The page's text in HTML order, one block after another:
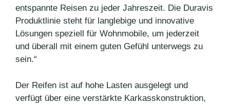
entspannte Reisen zu jeder Jahreszeit. Die Duravis
Produktlinie steht für langlebige und innovative
Lösungen speziell für Wohnmobile, um jederzeit
und überall mit einem guten Gefühl unterwegs zu
sein.“
Der Reifen ist auf hohe Lasten ausgelegt und
verfügt über eine verstärkte Karkasskonstruktion,